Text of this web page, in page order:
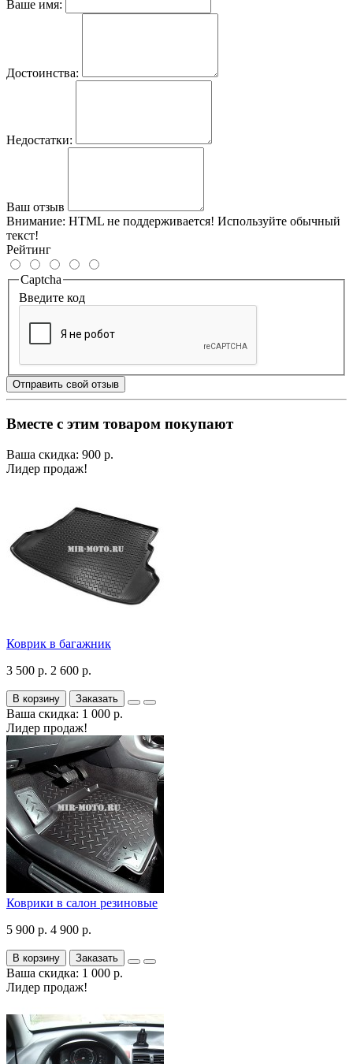
Ваше имя:
Достоинства:
Недостатки:
Ваш отзыв
Внимание: HTML не поддерживается! Используйте обычный
текст!
Рейтинг
Captcha
Введите код
Отправить свой отзыв
Вместе с этим товаром покупают
Ваша скидка: 900 р.
Лидер продаж!
Коврик в багажник
3 500 р. 2 600 р.
В корзину Заказать
Ваша скидка: 1 000 р.
Лидер продаж!
Коврики в салон резиновые
5 900 р. 4 900 р.
В корзину Заказать
Ваша скидка: 1 000 р.
Лидер продаж!